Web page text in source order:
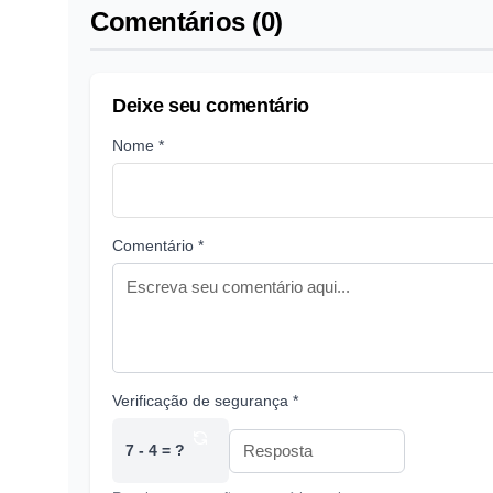
Comentários (0)
Deixe seu comentário
Nome *
Comentário *
Verificação de segurança *
7 - 4 = ?